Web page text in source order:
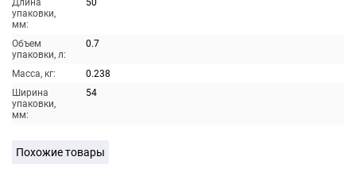
Длина
упаковки,
мм:
50
Объем
упаковки, л:
0.7
Масса, кг:
0.238
Ширина
упаковки,
мм:
54
Похожие товары